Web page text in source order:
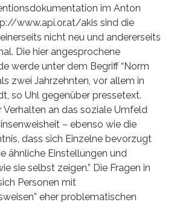
im Anton
www.api.or.at/akis sind die
nicht neu und andererseits
Die hier angesprochene
werde unter dem Begriff “Norm
zwei Jahrzehnten, vor allem in
so Uhl gegenüber pressetext.
Verhalten an das soziale Umfeld
– ebenso wie die
dass sich Einzelne bevorzugt
ähnliche Einstellungen und
sie selbst zeigen.” Die Fragen in
Personen mit
eher problematischen